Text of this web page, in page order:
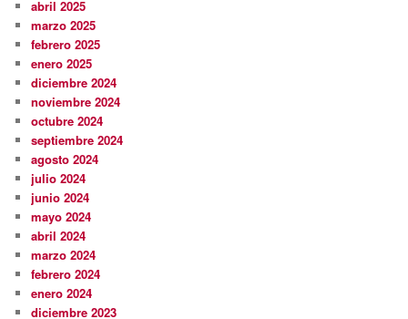
abril 2025
marzo 2025
febrero 2025
enero 2025
diciembre 2024
noviembre 2024
octubre 2024
septiembre 2024
agosto 2024
julio 2024
junio 2024
mayo 2024
abril 2024
marzo 2024
febrero 2024
enero 2024
diciembre 2023